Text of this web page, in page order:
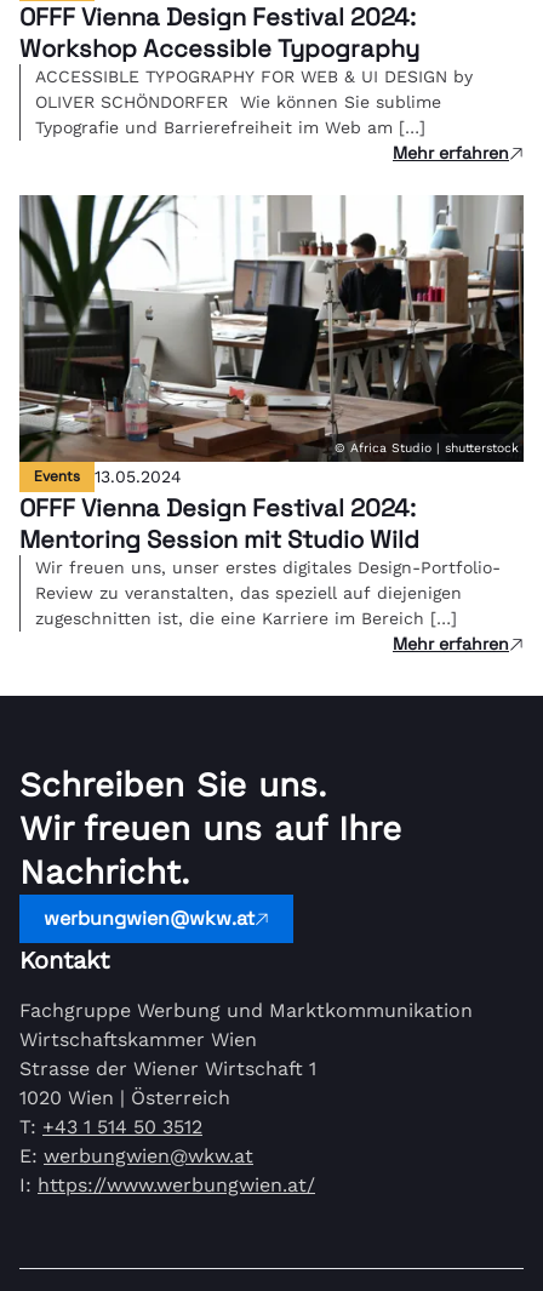
OFFF Vienna Design Festival 2024:
Workshop Accessible Typography
ACCESSIBLE TYPOGRAPHY FOR WEB & UI DESIGN by
OLIVER SCHÖNDORFER Wie können Sie sublime
Typografie und Barrierefreiheit im Web am […]
Mehr erfahren
© Africa Studio | shutterstock
Events 13.05.2024
OFFF Vienna Design Festival 2024:
Mentoring Session mit Studio Wild
Wir freuen uns, unser erstes digitales Design-Portfolio-
Review zu veranstalten, das speziell auf diejenigen
zugeschnitten ist, die eine Karriere im Bereich […]
Mehr erfahren
Schreiben Sie uns.
Wir freuen uns auf Ihre
Nachricht.
werbungwien@wkw.at
Kontakt
Fachgruppe Werbung und Marktkommunikation
Wirtschaftskammer Wien
Strasse der Wiener Wirtschaft 1
1020 Wien | Österreich
T: +43 1 514 50 3512
E: werbungwien@wkw.at
I: https://www.werbungwien.at/